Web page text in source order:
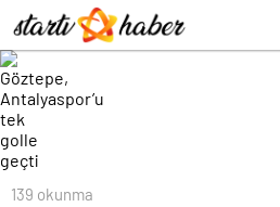
139 okunma